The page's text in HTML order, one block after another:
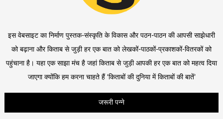
इस वेबसाइट का निर्माण पुस्तक-संस्कृति के विकास और पठन-पाठन की आपसी साझेधारी
को बढ़ाना और किताब से जुड़ी हर एक बात को लेखकों-पाठकों-प्रकाशकों-वितरकों को
पहुंचाना है। यहा एक साझा मंच है जहां किताब से जुड़ी आपकी हर एक बात को महत्व दिया
जाएगा क्योंकि हम करना चाहते हैं ‘किताबों की दुनिया में किताबों की बातें’
जरूरी पन्ने